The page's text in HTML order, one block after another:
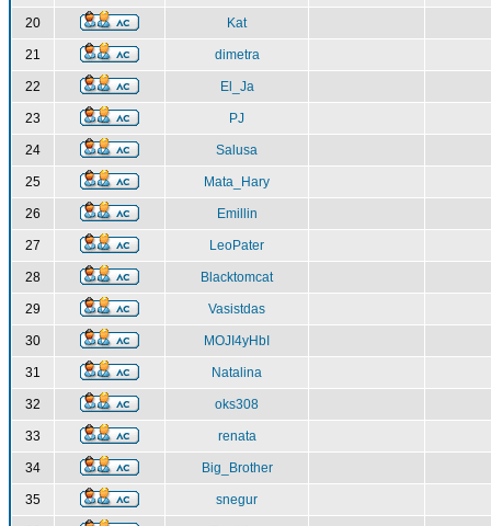
20 Kat
21 dimetra
22 El_Ja
23 PJ
24 Salusa
25 Mata_Hary
26 Emillin
27 LeoPater
28 Blacktomcat
29 Vasistdas
30 MOJI4yHbI
31 Natalina
32 oks308
33 renata
34 Big_Brother
35 snegur